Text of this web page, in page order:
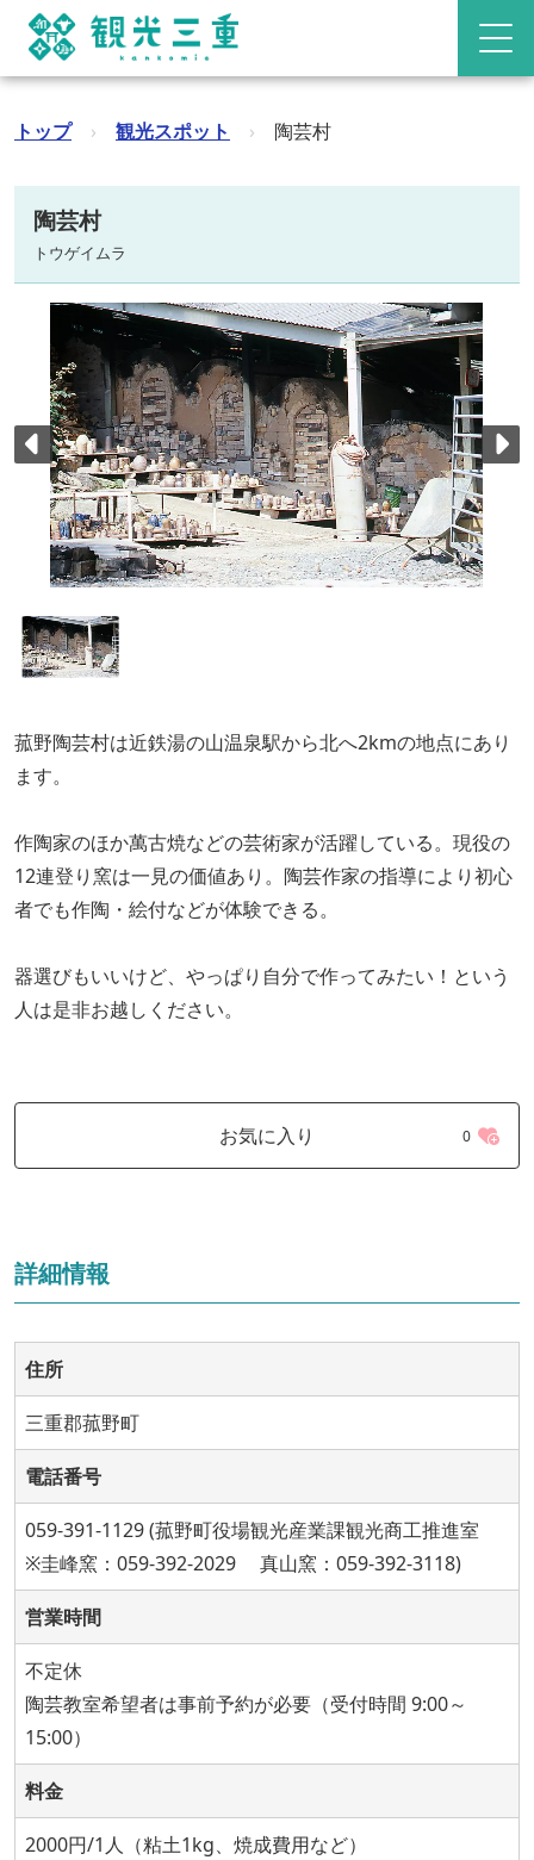
トップ › 観光スポット › 陶芸村
陶芸村
トウゲイムラ
菰野陶芸村は近鉄湯の山温泉駅から北へ2kmの地点にあり
ます。
作陶家のほか萬古焼などの芸術家が活躍している。現役の
12連登り窯は一見の価値あり。陶芸作家の指導により初心
者でも作陶・絵付などが体験できる。
器選びもいいけど、やっぱり自分で作ってみたい！という
人は是非お越しください。
お気に入り 0
詳細情報
住所
三重郡菰野町
電話番号
059-391-1129 (菰野町役場観光産業課観光商工推進室
※圭峰窯：059-392-2029 真山窯：059-392-3118)
営業時間
不定休
陶芸教室希望者は事前予約が必要（受付時間 9:00～
15:00）
料金
2000円/1人（粘土1kg、焼成費用など）